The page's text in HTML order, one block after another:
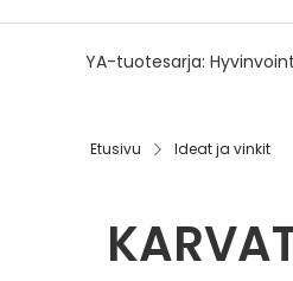
YA-tuotesarja:
Etusivu Ideat ja vinkit